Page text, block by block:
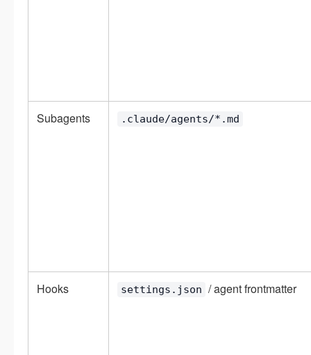
Subagents .claude/agents/*.md
Hooks settings.json / agent frontmatter